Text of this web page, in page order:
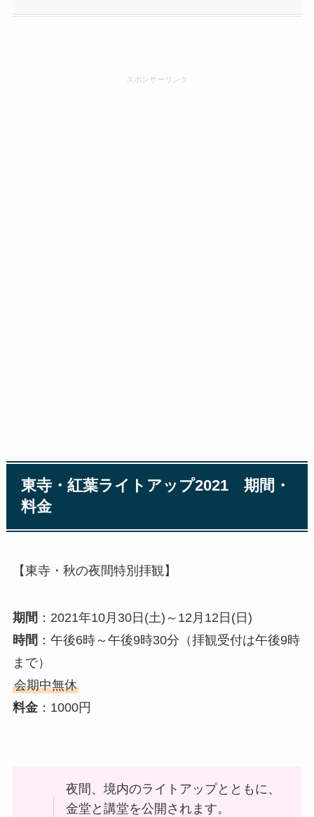
スポンサーリンク
東寺・紅葉ライトアップ2021 期間・
料金
【東寺・秋の夜間特別拝観】
期間 ：2021年10月30日(土)～12月12日(日)
時間 ：午後6時～午後9時30分（拝観受付は午後9時
まで）
会期中無休
料金：1000円
夜間、境内のライトアップとともに、
金堂と講堂を公開されます。